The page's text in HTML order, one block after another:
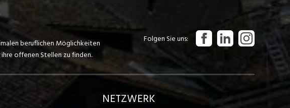
beruflichen Möglichkeiten
offenen Stellen zu finden.
Folgen Sie uns
NETZWERK